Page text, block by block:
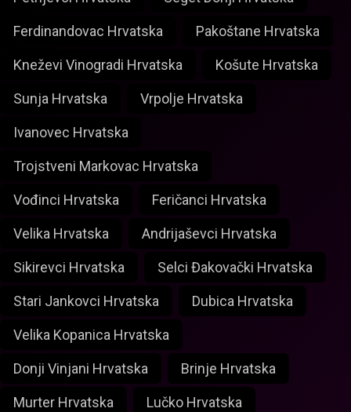
Ferdinandovac Hrvatska Pakoštane Hrvatska
Kneževi Vinogradi Hrvatska Košute Hrvatska
Sunja Hrvatska Vrpolje Hrvatska
Ivanovec Hrvatska
Trojstveni Markovac Hrvatska
Vođinci Hrvatska Feričanci Hrvatska
Velika Hrvatska Andrijaševci Hrvatska
Sikirevci Hrvatska Selci Đakovački Hrvatska
Stari Jankovci Hrvatska Dubica Hrvatska
Velika Kopanica Hrvatska
Donji Vinjani Hrvatska Brinje Hrvatska
Murter Hrvatska Lučko Hrvatska